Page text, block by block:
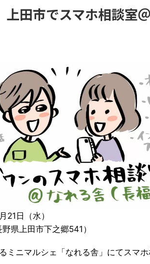
上田市でスマホ相談室
日（水）
県上田市下之郷541）
ミニマルシェ「なれる舎」にてスマ